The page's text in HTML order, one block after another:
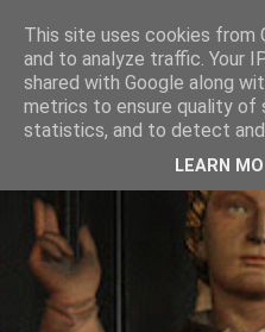
This site uses cookies from
and to analyze traffic. Your
shared with Google along
metrics to ensure quality of
statistics, and to detect and
LEARN